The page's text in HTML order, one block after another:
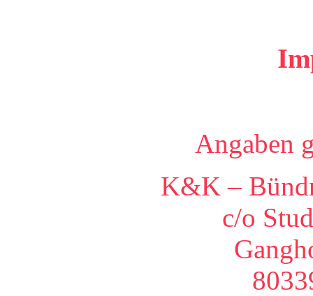
Angaben
K&K –
c/o